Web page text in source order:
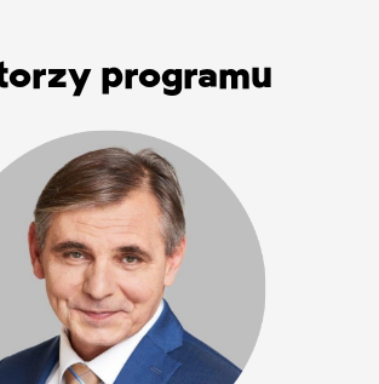
programu